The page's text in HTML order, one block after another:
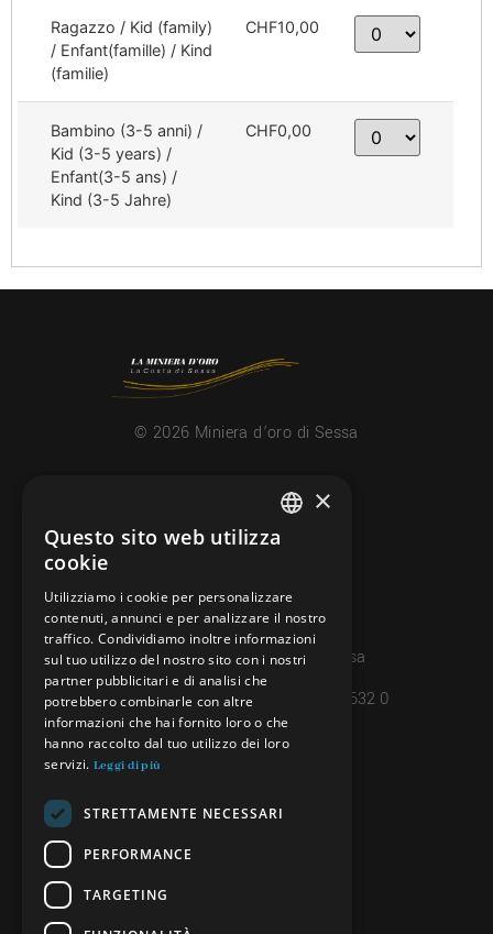
Ragazzo / Kid (family)
/ Enfant(famille) / Kind
(familie)
CHF10,00
Bambino (3-5 anni) /
Kid (3-5 years) /
Enfant(3-5 ans) /
Kind (3-5 Jahre)
CHF0,00
© 2026 Miniera d’oro di Sessa
CONTATTI
info@minieradoro.ch
079 127 20 80
Casella postale 7, 6997 Sessa
IBAN: CH45 8080 8004 4238 0632 0
GERMAN
ENGLISH
×
Questo sito web utilizza
cookie
Utilizziamo i cookie per personalizzare
contenuti, annunci e per analizzare il nostro
traffico. Condividiamo inoltre informazioni
sul tuo utilizzo del nostro sito con i nostri
partner pubblicitari e di analisi che
potrebbero combinarle con altre
informazioni che hai fornito loro o che
hanno raccolto dal tuo utilizzo dei loro
servizi. Leggi di più
STRETTAMENTE NECESSARI
PERFORMANCE
TARGETING